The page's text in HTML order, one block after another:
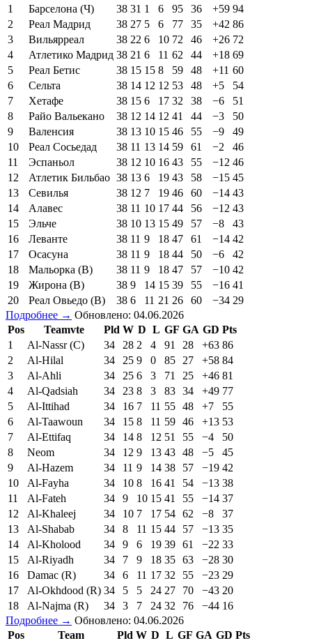
1
Барселона (Ч) 38 31 1 6 95 36 +59 94
2
Реал Мадрид 38 27 5 6 77 35 +42 86
3
Вильярреал 38 22 6 10 72 46 +26 72
4
Атлетико Мадрид 38 21 6 11 62 44 +18 69
5
Реал Бетис 38 15 15 8 59 48 +11 60
6
Сельта 38 14 12 12 53 48 +5
54
7
Хетафе 38 15 6 17 32 38 −6
51
8
Райо Вальекано 38 12 14 12 41 44 −3
50
9
Валенсия 38 13 10 15 46 55 −9
49
10
Реал Сосьедад 38 11 13 14 59 61 −2
46
11
Эспаньол 38 12 10 16 43 55 −12 46
12
Атлетик Бильбао 38 13 6 19 43 58 −15 45
13
Севилья 38 12 7 19 46 60 −14 43
14
Алавес 38 11 10 17 44 56 −12 43
15
Эльче 38 10 13 15 49 57 −8
43
16
Леванте 38 11 9 18 47 61 −14 42
17
Осасуна 38 11 9 18 44 50 −6
42
18
Мальорка (В) 38 11 9 18 47 57 −10 42
19
Жирона (В) 38 9 14 15 39 55 −16 41
20
Реал Овьедо (В) 38 6 11 21 26 60 −34 29
Подробнее → Обновлено: 04.06.2026
Pos
Teamvte Pld W D L GF GA GD Pts
1
Al-Nassr (C) 34 28 2 4 91 28 +63 86
2
Al-Hilal 34 25 9 0 85 27 +58 84
3
Al-Ahli 34 25 6 3 71 25 +46 81
4
Al-Qadsiah 34 23 8 3 83 34 +49 77
5
Al-Ittihad 34 16 7 11 55 48 +7
55
6
Al-Taawoun 34 15 8 11 59 46 +13 53
7
Al-Ettifaq 34 14 8 12 51 55 −4
50
8
Neom 34 12 9 13 43 48 −5
45
9
Al-Hazem 34 11 9 14 38 57 −19 42
10
Al-Fayha 34 10 8 16 41 54 −13 38
11
Al-Fateh 34 9 10 15 41 55 −14 37
12
Al-Khaleej 34 10 7 17 54 62 −8
37
13
Al-Shabab 34 8 11 15 44 57 −13 35
14
Al-Kholood 34 9 6 19 39 61 −22 33
15
Al-Riyadh 34 7 9 18 35 63 −28 30
16
Damac (R) 34 6 11 17 32 55 −23 29
17
Al-Okhdood (R) 34 5 5 24 27 70 −43 20
18
Al-Najma (R) 34 3 7 24 32 76 −44 16
Подробнее → Обновлено: 04.06.2026
Pos
Team Pld W D L GF GA GD Pts